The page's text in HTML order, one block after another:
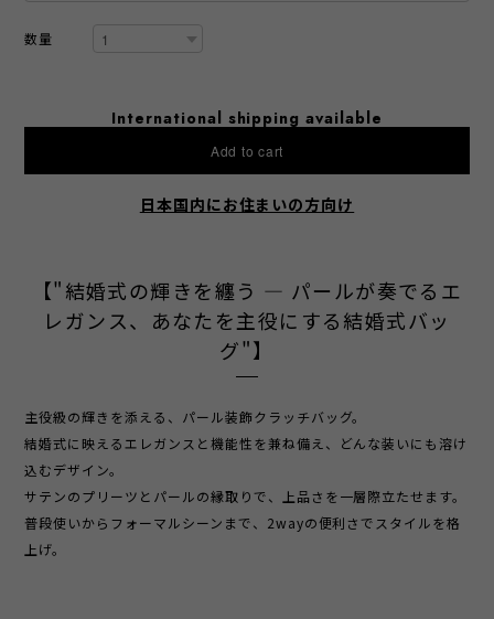
数量
International shipping available
Add to cart
日本国内にお住まいの方向け
【"結婚式の輝きを纏う ― パールが奏でるエ
レガンス、あなたを主役にする結婚式バッ
グ"】
主役級の輝きを添える、パール装飾クラッチバッグ。
結婚式に映えるエレガンスと機能性を兼ね備え、どんな装いにも溶け
込むデザイン。
サテンのプリーツとパールの縁取りで、上品さを一層際立たせます。
普段使いからフォーマルシーンまで、2wayの便利さでスタイルを格
上げ。